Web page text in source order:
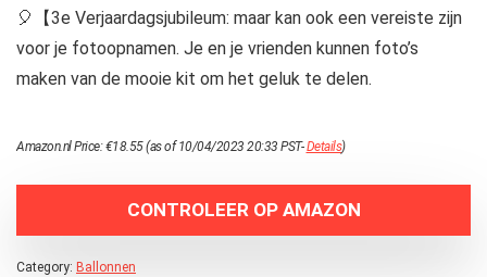
🎈【3e Verjaardagsjubileum: maar kan ook een vereiste zijn
voor je fotoopnamen. Je en je vrienden kunnen foto’s
maken van de mooie kit om het geluk te delen.
Amazon.nl Price:€18.55(as of 10/04/2023 20:33 PST-Details)
CONTROLEER OP AMAZON
Category: Ballonnen